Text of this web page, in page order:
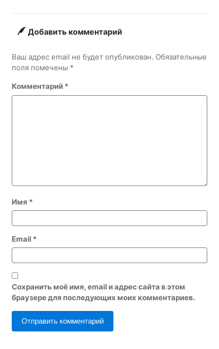
отношений
Добавить комментарий
Ваш адрес email не будет опубликован. Обязательные
поля помечены *
Комментарий *
Имя *
Email *
Сохранить моё имя, email и адрес сайта в этом
браузере для последующих моих комментариев.